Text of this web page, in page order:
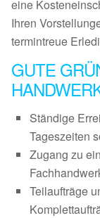
eine
Ihren
termintreue
GUTE
Ständige
Tageszeiten
Zugang zu
Teilaufträge